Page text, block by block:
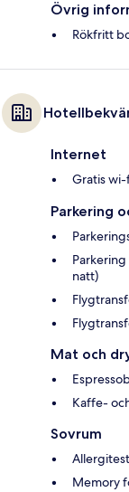
Övrig
Rökfritt
Internet
Gratis
Parkering
natt)
Mat och
Kaffe-
Sovrum
Memory